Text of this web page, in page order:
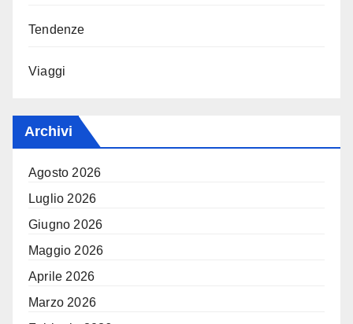
Tendenze
Viaggi
Archivi
Agosto 2026
Luglio 2026
Giugno 2026
Maggio 2026
Aprile 2026
Marzo 2026